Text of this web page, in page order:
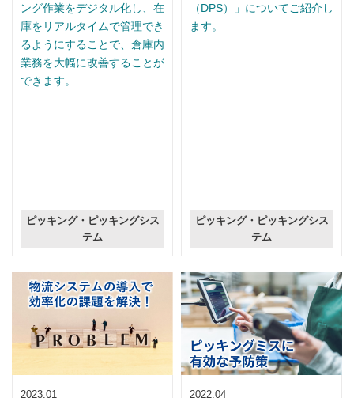
ング作業をデジタル化し、在
庫をリアルタイムで管理でき
るようにすることで、倉庫内
業務を大幅に改善することが
できます。
ピッキング・ピッキングシス
テム
（DPS）」についてご紹介し
ます。
ピッキング・ピッキングシス
テム
2023.01 2022.04